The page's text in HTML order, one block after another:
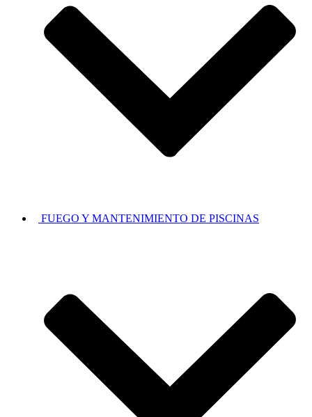
FUEGO Y MANTENIMIENTO DE PISCINAS